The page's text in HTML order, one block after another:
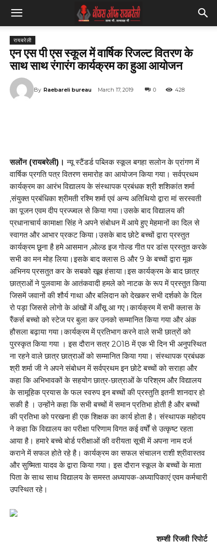
रायबरेली
एन एस पी एस स्कूल में वार्षिक रिजल्ट वितरण के
साथ साथ रंगारंग कार्यक्रम का हुआ आयोजन
By Raebareli bureau March 17, 2019 0 428
सलोंन (रायबरेली)।न्यू स्टैंडर्ड पब्लिक स्कूल बगहा सलोन के प्रांगण में
वार्षिक प्रगति पत्र वितरण समारोह का आयोजन किया गया। सर्वप्रथम
कार्यक्रम का आरंभ विद्यालय के संस्थापक प्रबंधक श्री शशिकांत शर्मा
,संयुक्त प्रबंधिका श्रीमती रश्मि शर्मा एवं अन्य अतिथियो द्वारा मां सरस्वती
का पूजन एवम दीप प्रज्ज्वल से किया गया।उसके बाद विद्यालय की
प्रधानाचार्य कामाक्षा सिंह ने अपने संबोधन में आये हुए मेहमानों का दिल से
स्वागत और आभार प्रकट किया।उसके बाद छोटे बच्चों द्वारा प्रस्तुत
कार्यक्रम छूना है हमे आसमान ,ओल्ड इज गोल्ड गीत पर डांस प्रस्तुत करके
सभी का मन मोह लिया।इसके बाद क्लास 8 और 9 के बच्चों द्वारा मूक
अभिनय प्रसतुत कर के सबको खूब हंसाया।इस कार्यक्रम के बाद छात्र
छात्राओं ने पुलवामा के आतंकवादी हमले को नाटक के रूप में प्रस्तुत किया
जिसमें जवानों की शौर्य गाथा और बलिदान को देखकर सभी दर्शको के दिल
रो पड़ा जिससे लोगो के आंखों में आँसू आ गए।कार्यक्रम में सभी क्लास के
रैंकर्स बच्चो को स्टेज पर बुला कर उनको सम्मानित किया गया और अंक
हौसला बढ़ाया गया।कार्यक्रम में प्रतिभाग करने वाले सभी छात्रों को
पुरस्कृत किया गया । इस दौरान सत्र 2018 में एक भी दिन भी अनुपस्थित
ना रहने वाले छात्र छात्राओं को सम्मानित किया गया। संस्थापक प्रबंधक
श्री शर्मा जी ने अपने संबोधन में सर्वप्रथम इन छोटे बच्चों को सराहा और
कहा कि अभिभावकों के सहयोग छात्र-छात्राओं के परिश्रम और विद्यालय
के सामूहिक प्रयास के फल स्वरुप इन बच्चों की प्रस्तुति इतनी शानदार हो
सकी है । उन्होंने कहा कि सभी बच्चों में समान प्रतिभा होती है और बच्चों
की प्रतिभा को परखना ही एक शिक्षक का कार्य होता है। संस्थापक महोदय
ने कहा कि विद्यालय का परीक्षा परिणाम विगत कई वर्षों से उत्कृष्ट रहता
आया है। हमारे बच्चे बोर्ड परीक्षाओं की वरीयता सूची में अपना नाम दर्ज
कराने में सफल होते रहे है। कार्यक्रम का सफल संचालन राशी श्रीवास्तव
और सुष्मिता यादव के द्वारा किया गया। इस दौरान स्कूल के बच्चों के माता
पिता के साथ साथ विद्यालय के समस्त अध्यापक-अध्यापिकाएं एवम कर्मचारी
उपस्थित रहे।
शम्शी रिजवी रिपोर्ट